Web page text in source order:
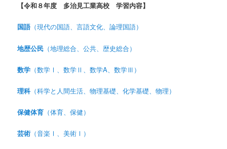
テ
ン
ツ
へ
移
動
【令和８年度 多治見工業高校 学習内容】
国語（現代の国語、言語文化、論理国語）
地歴公民 （地理総合、公共、歴史総合）
数学 （数学Ⅰ、数学Ⅱ、数学A、数学Ⅲ）
理科（科学と人間生活、物理基礎、化学基礎、物理）
保健体育 （体育、保健）
芸術 （音楽Ⅰ、美術Ⅰ）